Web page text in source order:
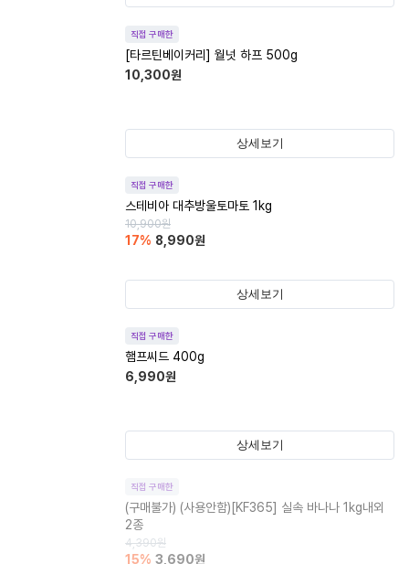
직접 구매한
[타르틴베이커리] 월넛 하프 500g
10,300원
상세보기
직접 구매한
스테비아 대추방울토마토 1kg
10,900원
17% 8,990원
상세보기
직접 구매한
햄프씨드 400g
6,990원
상세보기
직접 구매한
(구매불가) (사용안함)[KF365] 실속 바나나 1kg내외
2종
4,390원
15% 3,690원